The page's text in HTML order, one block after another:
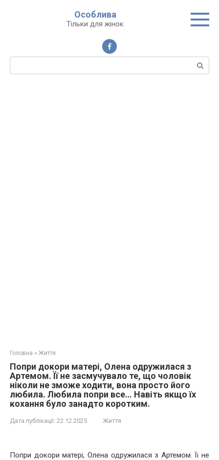
Особлива
Тільки для жінок
Пошук:
Головна » Життя
Попри докори матері, Олена одружилася з
Артемом. Її не засмучувало те, що чоловік
ніколи не зможе ходити, вона просто його
любила. Любила попри все… Навіть якщо їх
кохання було занадто коротким.
Дата публікації: 22.12.2025 Життя
Попри докори матері, Олена одружилася з Артемом. Її не